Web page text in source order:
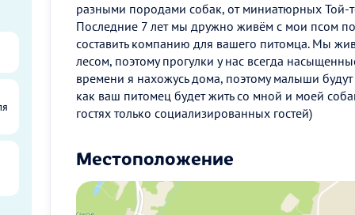
разными породами собак, от миниатюрных Той-
Последние 7 лет мы дружно живём с мои псом
составить компанию для вашего питомца. Мы
лесом, поэтому прогулки у нас всегда
времени я нахожусь дома, поэтому малыши
как ваш питомец будет жить со мной и моей
гостях только социализированных гостей)
Местоположение